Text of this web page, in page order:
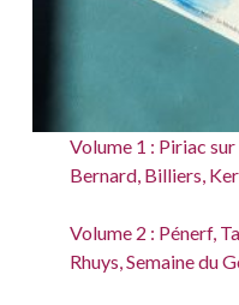
Volume 1 : Piriac
Bernard, Billiers,
Volume 2 : Pénerf,
Rhuys, Semaine du